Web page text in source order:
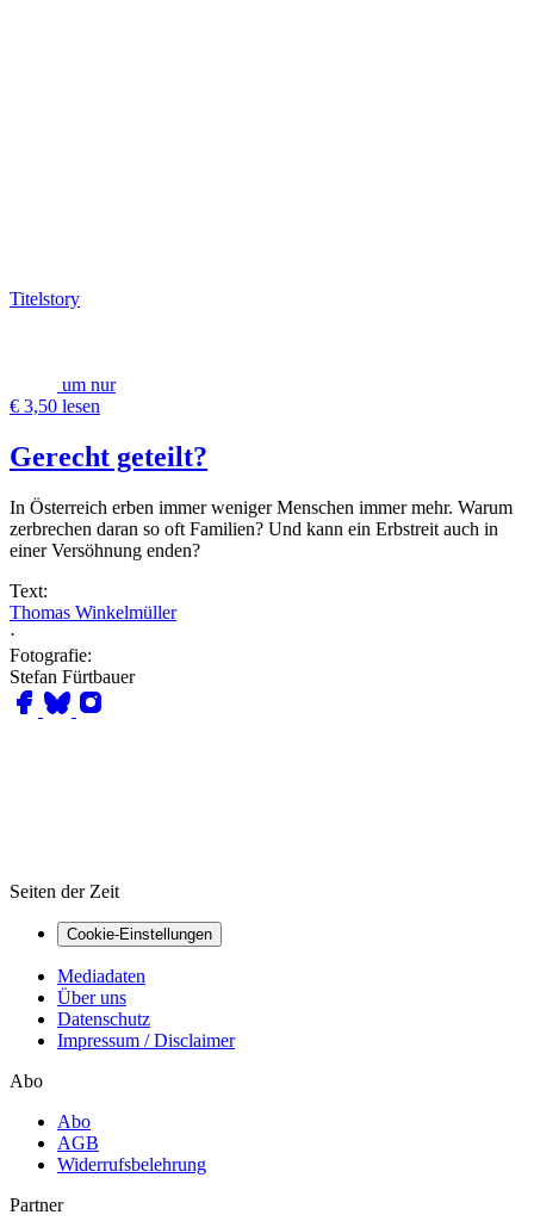
Titelstory
um nur
€ 3,50 lesen
Gerecht geteilt?
In Österreich erben immer weniger Menschen immer mehr. Warum
zerbrechen daran so oft Familien? Und kann ein Erbstreit auch in
einer Versöhnung enden?
Text:
Thomas Winkelmüller
·
Fotografie:
Stefan Fürtbauer
Seiten der Zeit
Cookie-Einstellungen
Mediadaten
Über uns
Datenschutz
Impressum / Disclaimer
Abo
Abo
AGB
Widerrufsbelehrung
Partner